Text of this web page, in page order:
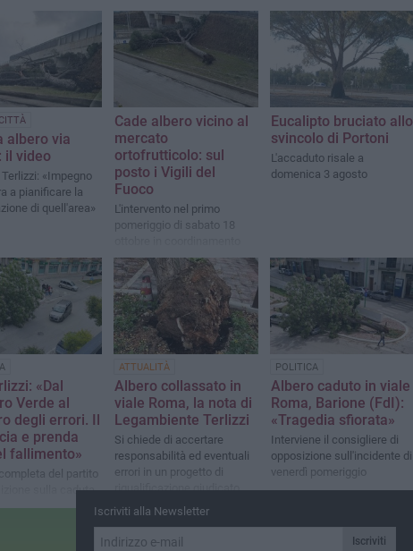
albero via
il video
«Impegno
a pianificare la
di quell'area»
Cade albero vicino al
mercato
ortofrutticolo: sul
posto i Vigili del
Fuoco
L'intervento nel primo
pomeriggio di sabato 18
con la Polizia Locale
Eucalipto bruciato allo
svincolo di Portoni
L'accaduto risale a
domenica 3 agosto
«Dal
Verde al
degli errori. Il
e prenda
fallimento»
del partito
sulla caduta
in viale Roma
ATTUALITÀ
Albero collassato in
viale Roma, la nota di
Legambiente Terlizzi
Si chiede di accertare
responsabilità ed eventuali
errori in un progetto di
riqualificazione giudicato
"carente"
POLITICA
Albero caduto in viale
Roma, Barione (FdI):
«Tragedia sfiorata»
Interviene il consigliere di
opposizione sull'incidente di
venerdì pomeriggio
Iscriviti alla Newsletter
Iscriviti